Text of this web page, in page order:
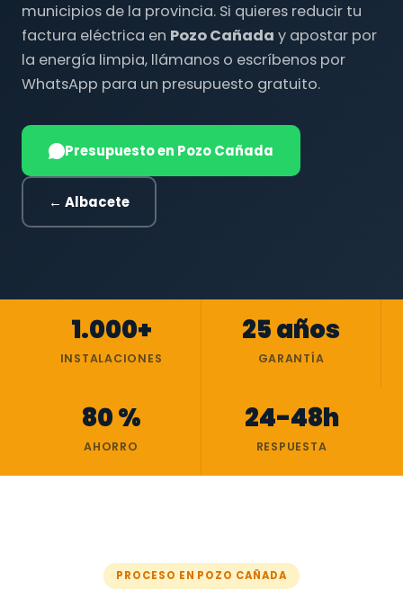
municipios de la provincia. Si quieres reducir tu
factura eléctrica en Pozo Cañada y apostar por
la energía limpia, llámanos o escríbenos por
WhatsApp para un presupuesto gratuito.
Presupuesto en Pozo Cañada
← Albacete
1.000+
INSTALACIONES
25 años
GARANTÍA
80 %
AHORRO
24-48h
RESPUESTA
PROCESO EN POZO CAÑADA